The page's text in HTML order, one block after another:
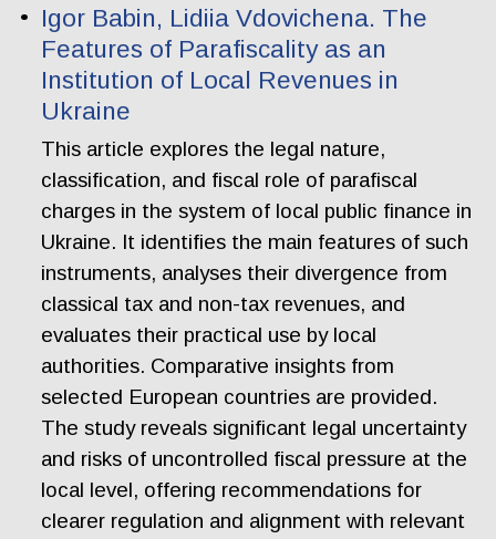
Igor Babin, Lidiia Vdovichena. The
Features of Parafiscality as an
Institution of Local Revenues in
Ukraine
This article explores the legal nature,
classification, and fiscal role of parafiscal
charges in the system of local public finance in
Ukraine. It identifies the main features of such
instruments, analyses their divergence from
classical tax and non-tax revenues, and
evaluates their practical use by local
authorities. Comparative insights from
selected European countries are provided.
The study reveals significant legal uncertainty
and risks of uncontrolled fiscal pressure at the
local level, offering recommendations for
clearer regulation and alignment with relevant